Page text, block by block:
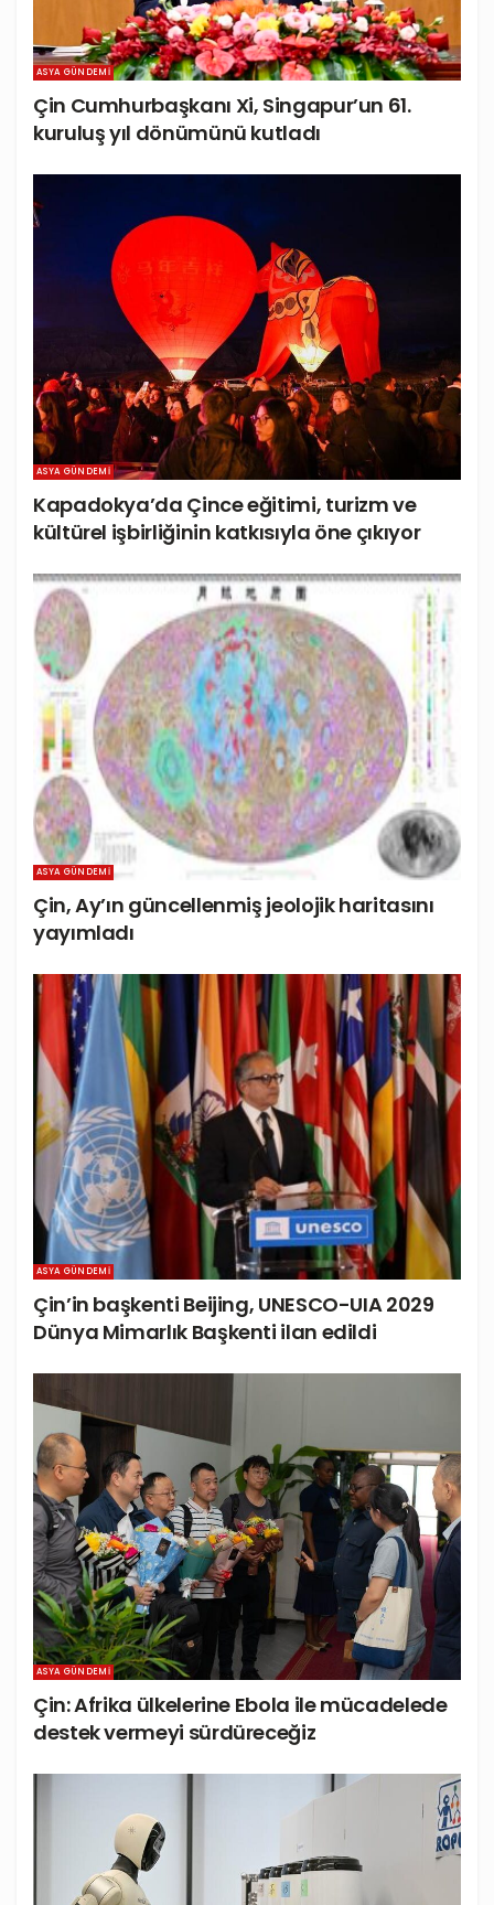
ASYA GÜNDEMI
Çin Cumhurbaşkanı Xi, Singapur’un 61.
kuruluş yıl dönümünü kutladı
ASYA GÜNDEMI
Kapadokya’da Çince eğitimi, turizm ve
kültürel işbirliğinin katkısıyla öne çıkıyor
ASYA GÜNDEMI
Çin, Ay’ın güncellenmiş jeolojik haritasını
yayımladı
ASYA GÜNDEMI
Çin’in başkenti Beijing, UNESCO-UIA 2029
Dünya Mimarlık Başkenti ilan edildi
ASYA GÜNDEMI
Çin: Afrika ülkelerine Ebola ile mücadelede
destek vermeyi sürdüreceğiz